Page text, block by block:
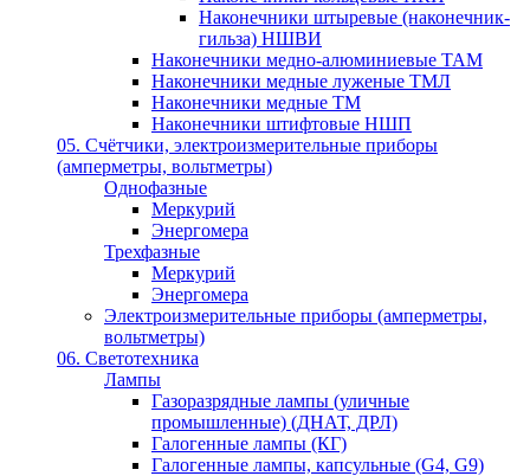
Наконечники штыревые (наконечник-
гильза) НШВИ
Наконечники медно-алюминиевые ТАМ
Наконечники медные луженые ТМЛ
Наконечники медные ТМ
Наконечники штифтовые НШП
05. Счётчики, электроизмерительные приборы
(амперметры, вольтметры)
Однофазные
Меркурий
Энергомера
Трехфазные
Меркурий
Энергомера
Электроизмерительные приборы (амперметры,
вольтметры)
06. Светотехника
Лампы
Газоразрядные лампы (уличные
промышленные) (ДНАТ, ДРЛ)
Галогенные лампы (КГ)
Галогенные лампы, капсульные (G4, G9)